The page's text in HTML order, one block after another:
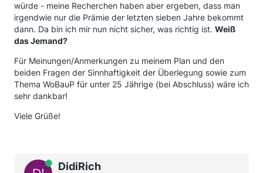
würde - meine Recherchen haben aber ergeben, dass man
irgendwie nur die Prämie der letzten sieben Jahre bekommt
dann. Da bin ich mir nun nicht sicher, was richtig ist. Weiß
das Jemand?
Für Meinungen/Anmerkungen zu meinem Plan und den
beiden Fragen der Sinnhaftigkeit der Überlegung sowie zum
Thema WoBauP für unter 25 Jährige (bei Abschluss) wäre ich
sehr dankbar!
Viele Grüße!
OnlineDidiRich